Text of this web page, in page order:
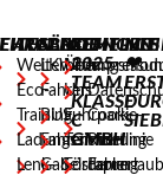
AUSBILDUNGEN
LKW-
Fahrer
BUS-
Fahrer
Gabelstapler
Eco-
Training
Ladungssicherung
Lenk- &
ALLGEMEINES
Über
Uns
Fuhrpark
Termine
Förderung
Cookie-
Richtlinie
©
2025
TEAM
KLASSE
C
GMBH
MIT
❤